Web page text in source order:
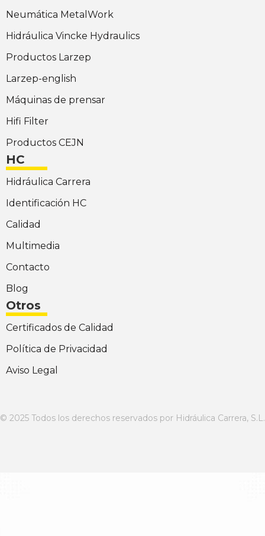
Neumática MetalWork
Hidráulica Vincke Hydraulics
Productos Larzep
Larzep-english
Máquinas de prensar
Hifi Filter
Productos CEJN
HC
Hidráulica Carrera
Identificación HC
Calidad
Multimedia
Contacto
Blog
Otros
Certificados de Calidad
Política de Privacidad
Aviso Legal
© 2025 Todos los derechos reservados por Hidráulica Carrera, S.L.